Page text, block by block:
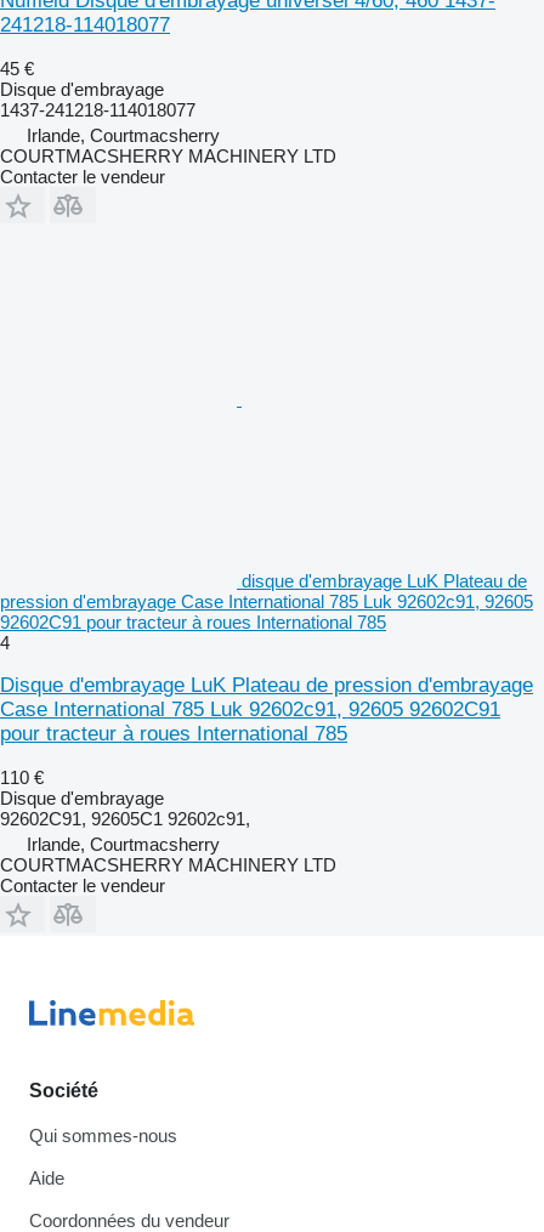
241218-114018077
45 €
Disque d'embrayage
1437-241218-114018077
Irlande, Courtmacsherry
COURTMACSHERRY MACHINERY LTD
Contacter le vendeur
disque d'embrayage LuK Plateau de
pression d'embrayage Case International 785 Luk 92602c91, 92605
92602C91 pour tracteur à roues International 785
4
Disque d'embrayage LuK Plateau de pression d'embrayage
Case International 785 Luk 92602c91, 92605 92602C91
pour tracteur à roues International 785
110 €
Disque d'embrayage
92602C91, 92605C1 92602c91,
Irlande, Courtmacsherry
COURTMACSHERRY MACHINERY LTD
Contacter le vendeur
Société
Qui sommes-nous
Aide
Coordonnées du vendeur